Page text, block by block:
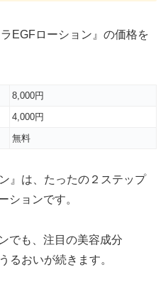
EGFローション』の価格を
8,000円
4,000円
無料
』は、たったの２ステップ
ションです。
でも、注目の美容成分
るおいが続きます。